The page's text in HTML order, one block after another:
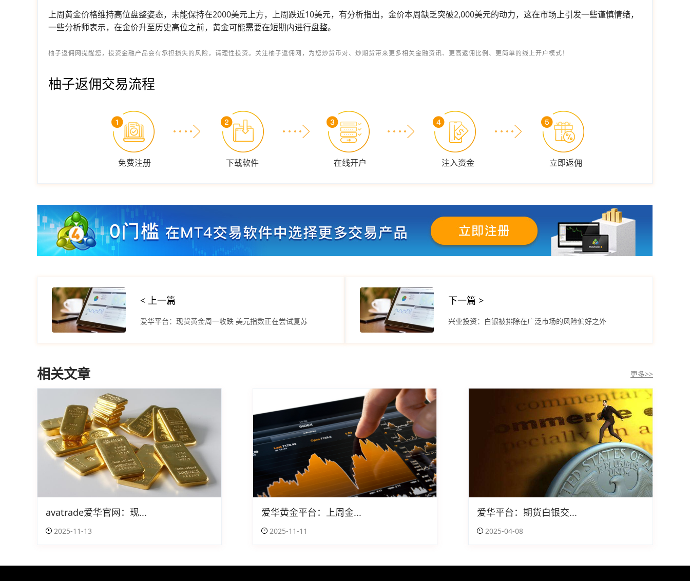
上周黄金价格维持高位盘整姿态，未能保持在2000美元上方，上周跌近10美元，有分析指出，金价本周缺乏突破2,000美元的动力，这在市场上引发一些谨慎情绪，
一些分析师表示，在金价升至历史高位之前，黄金可能需要在短期内进行盘整。
柚子返佣网提醒您，投资金融产品会有承担损失的风险，请理性投资。关注柚子返佣网，为您炒货币对、炒期货带来更多相关金融资讯、更高返佣比例、更简单的线上开户模式！
柚子返佣交易流程
免费注册 下载软件 在线开户 注入资金 立即返佣
< 上一篇
爱华平台：现货黄金周一收跌 美元指数正在尝试复苏
下一篇 >
兴业投资：白银被排除在广泛市场的风险偏好之外
相关文章 更多>>
avatrade爱华官网：现...
2025-11-13
爱华黄金平台：上周金...
2025-11-11
爱华平台：期货白银交...
2025-04-08